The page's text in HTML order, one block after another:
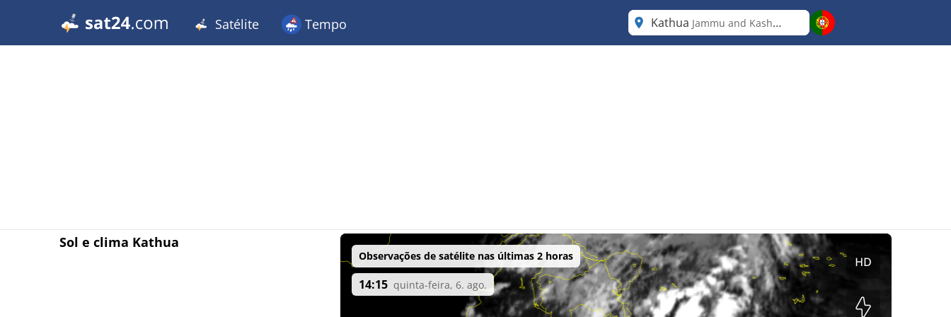
Satélite Tempo Kathua Jammu and Kashmir
Sol e clima Kathua
Observações de satélite nas últimas 2 horas
14:15 quinta-feira, 6. ago.